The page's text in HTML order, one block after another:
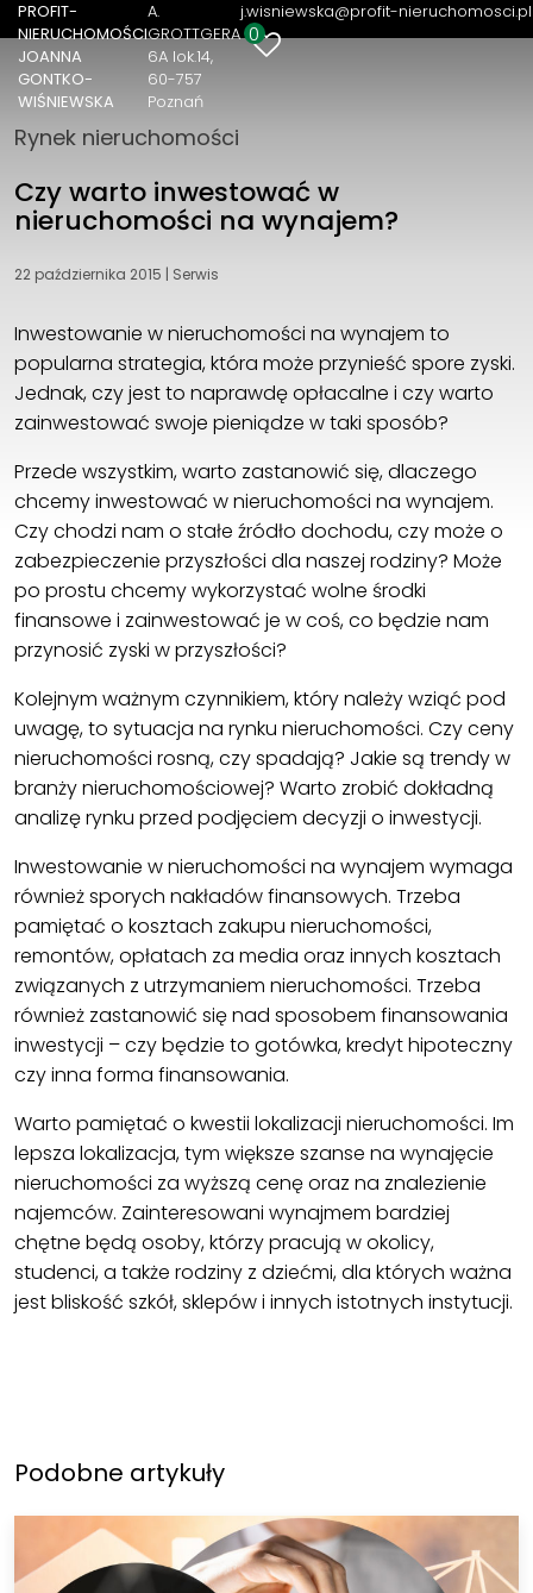
PROFIT-
NIERUCHOMOŚCI
JOANNA
GONTKO-
WIŚNIEWSKA
A.
GROTTGERA
6A lok.14
60-757
Poznań
j.wisniewska@profit-nieruchomosci.pl
0
PROFIT-NIERUCHOMOŚCI JOANNA GONTKO-
WIŚNIEWSKA
A. GROTTGERA 6A lok.14
60-757 Poznań
j.wisniewska@profit-nieruchomosci.pl
Rynek nieruchomości
Czy warto inwestować w
nieruchomości na wynajem?
22 października 2015 | Serwis
Inwestowanie w nieruchomości na wynajem to
popularna strategia, która może przynieść spore zyski.
Jednak, czy jest to naprawdę opłacalne i czy warto
zainwestować swoje pieniądze w taki sposób?
Przede wszystkim, warto zastanowić się, dlaczego
chcemy inwestować w nieruchomości na wynajem.
Czy chodzi nam o stałe źródło dochodu, czy może o
zabezpieczenie przyszłości dla naszej rodziny? Może
po prostu chcemy wykorzystać wolne środki
finansowe i zainwestować je w coś, co będzie nam
przynosić zyski w przyszłości?
Kolejnym ważnym czynnikiem, który należy wziąć pod
uwagę, to sytuacja na rynku nieruchomości. Czy ceny
nieruchomości rosną, czy spadają? Jakie są trendy w
branży nieruchomościowej? Warto zrobić dokładną
analizę rynku przed podjęciem decyzji o inwestycji.
Inwestowanie w nieruchomości na wynajem wymaga
również sporych nakładów finansowych. Trzeba
pamiętać o kosztach zakupu nieruchomości,
remontów, opłatach za media oraz innych kosztach
związanych z utrzymaniem nieruchomości. Trzeba
również zastanowić się nad sposobem finansowania
inwestycji – czy będzie to gotówka, kredyt hipoteczny
czy inna forma finansowania.
Warto pamiętać o kwestii lokalizacji nieruchomości. Im
lepsza lokalizacja, tym większe szanse na wynajęcie
nieruchomości za wyższą cenę oraz na znalezienie
najemców. Zainteresowani wynajmem bardziej
chętne będą osoby, którzy pracują w okolicy,
studenci, a także rodziny z dziećmi, dla których ważna
jest bliskość szkół, sklepów i innych istotnych instytucji.
Podobne artykuły